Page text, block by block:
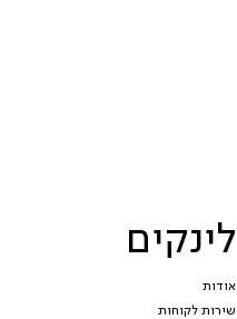
לינקים
אודות
שירות לקוחות